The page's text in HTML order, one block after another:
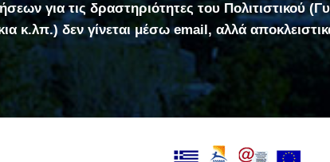
για τις δραστηριότητες του Πολιτιστικού
κ.λπ.) δεν γίνεται μέσω email, αλλά